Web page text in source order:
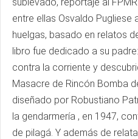
entre ellas Osvaldo Pugliese
huelgas, basado en relatos
libro fue dedicado a su
contra la corriente y
Masacre de Rincón Bomba
diseñado por Robustiano
la gendarmería , en 1947,
de pilagá. Y además de